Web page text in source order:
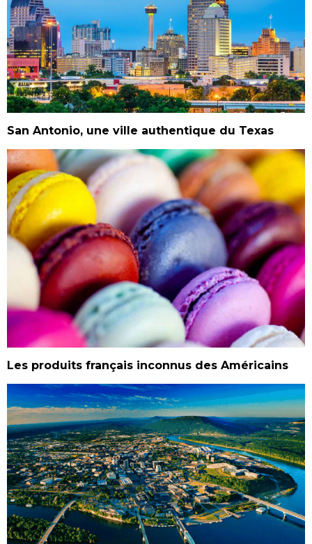
San Antonio, une ville authentique du Texas
Les produits français inconnus des Américains